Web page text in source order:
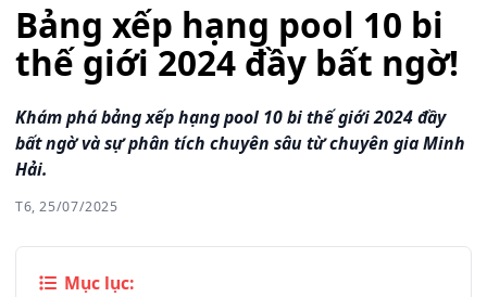
Bảng xếp hạng pool 10 bi
thế giới 2024 đầy bất ngờ!
Khám phá bảng xếp hạng pool 10 bi thế giới 2024 đầy
bất ngờ và sự phân tích chuyên sâu từ chuyên gia Minh
Hải.
T6, 25/07/2025
Mục lục: